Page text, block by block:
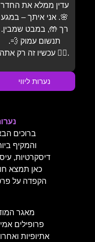
עדין ממלא את החדר
🌸. אני איתך – במגע
רך 🤲, במבט שמבין.
תנשום עמוק 💨.
עכשיו זה רק אתה 💆‍♂️.
נערות ליווי
ברוכים
והמקיף
דיסקרטיות,
כאן תמצא
הקפדה על
מאגר
פרופילים
אתיופיות